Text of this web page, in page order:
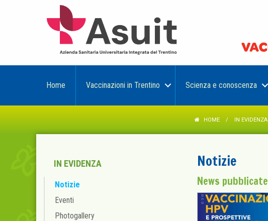
Home Vaccinazioni in Trentino Scienza e conoscenza
HOME IN EVIDENZA
IN EVIDENZA
Notizie
Eventi
Photogallery
Notizie
News pubblicate